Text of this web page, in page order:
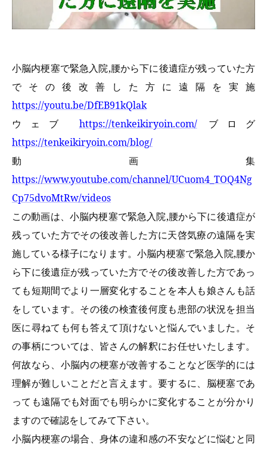
小脳内梗塞で緊急入院,腰から下に後遺症が残っていた方
でその後改善した方に遠隔を実施
https://youtu.be/DfEB91kQlak
ウェブ https://tenkeikiryoin.com/ブログ
https://tenkeikiryoin.com/blog/
動画集
https://www.youtube.com/channel/UCuom4_TOQ4Ng
Cp75dvoMtRw/videos
この動画は、小脳内梗塞で緊急入院,腰から下に後遺症が
残っていた方でその後改善した方に天啓気療の遠隔を実
施している様子になります。小脳内梗塞で緊急入院,腰か
ら下に後遺症が残っていた方でその後改善した方であっ
ても短期間でより一層変化することを本人も娘さんも話
をしています。その後の検査後何度も患部の状況を担当
医に尋ねても何も答えて頂けないと悩んでいました。そ
の事柄については、皆さんの解釈にお任せいたします。
何故なら、小脳内の梗塞が改善することなど医学的には
理解が難しいことだと言えます。要するに、脳梗塞であ
っても遠隔でも対面でも明らかに変化することが分かり
ますので確認をしてみて下さい。
小脳内梗塞の場合、身体の違和感の不安などに悩むと同